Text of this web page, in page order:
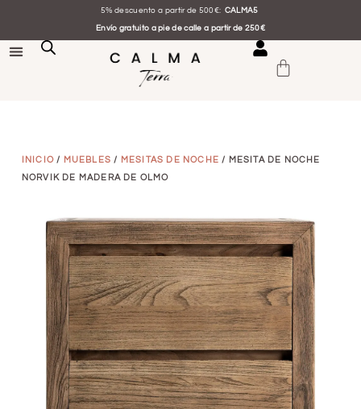
5% descuento a partir de 500€: CALMA5
Envío gratuito a pie de calle a partir de 250€
INICIO / MUEBLES / MESITAS DE NOCHE / MESITA DE NOCHE
NORVIK DE MADERA DE OLMO